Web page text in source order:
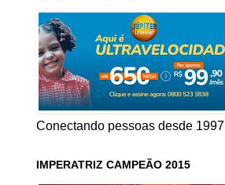
Conectando pessoas desde 1997
IMPERATRIZ CAMPEÃO 2015